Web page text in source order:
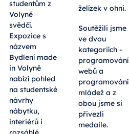
technologií
studentům z
Volyně
svědčí.
Expozice s
názvem
Bydlení made
in Volyně
nabízí pohled
na studentské
návrhy
nábytku,
ve které jsme
želízek v ohni.
Soutěžili jsme
ve dvou
kategoriích -
programování
webů a
programování
mládež a z
obou jsme si